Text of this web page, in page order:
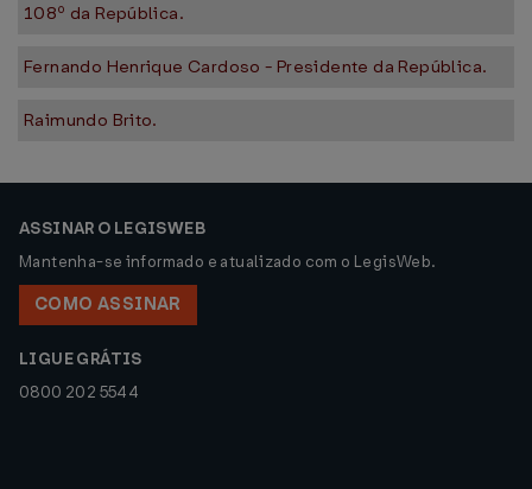
108º da República.
Fernando Henrique Cardoso - Presidente da República.
Raimundo Brito.
ASSINAR O LEGISWEB
Mantenha-se informado e atualizado com o LegisWeb.
COMO ASSINAR
LIGUE GRÁTIS
0800 202 5544